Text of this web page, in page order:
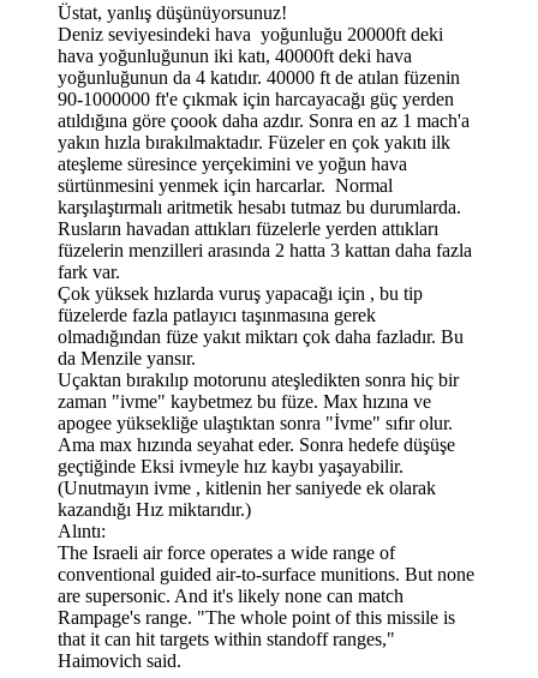
Üstat, yanlış düşünüyorsunuz!
Deniz seviyesindeki hava yoğunluğu 20000ft deki
hava yoğunluğunun iki katı, 40000ft deki hava
yoğunluğunun da 4 katıdır. 40000 ft de atılan füzenin
90-1000000 ft'e çıkmak için harcayacağı güç yerden
atıldığına göre çoook daha azdır. Sonra en az 1 mach'a
yakın hızla bırakılmaktadır. Füzeler en çok yakıtı ilk
ateşleme süresince yerçekimini ve yoğun hava
sürtünmesini yenmek için harcarlar. Normal
karşılaştırmalı aritmetik hesabı tutmaz bu durumlarda.
Rusların havadan attıkları füzelerle yerden attıkları
füzelerin menzilleri arasında 2 hatta 3 kattan daha fazla
fark var.
Çok yüksek hızlarda vuruş yapacağı için , bu tip
füzelerde fazla patlayıcı taşınmasına gerek
olmadığından füze yakıt miktarı çok daha fazladır. Bu
da Menzile yansır.
Uçaktan bırakılıp motorunu ateşledikten sonra hiç bir
zaman "ivme" kaybetmez bu füze. Max hızına ve
apogee yüksekliğe ulaştıktan sonra "İvme" sıfır olur.
Ama max hızında seyahat eder. Sonra hedefe düşüşe
geçtiğinde Eksi ivmeyle hız kaybı yaşayabilir.
(Unutmayın ivme , kitlenin her saniyede ek olarak
kazandığı Hız miktarıdır.)
Alıntı:
The Israeli air force operates a wide range of
conventional guided air-to-surface munitions. But none
are supersonic. And it's likely none can match
Rampage's range. "The whole point of this missile is
that it can hit targets within standoff ranges,"
Haimovich said.